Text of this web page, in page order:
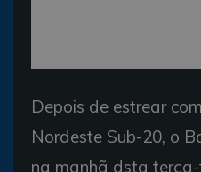
Depois de estrear
Nordeste Sub-20, o
na manhã dsta